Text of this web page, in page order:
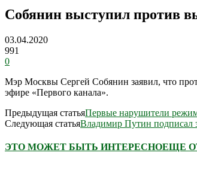
Собянин выступил против
03.04.2020
991
0
Мэр Москвы Сергей Собянин заявил, что
эфире «Первого канала».
Предыдущая статьяПервые нарушители
Следующая статьяВладимир Путин подписал
ЭТО МОЖЕТ БЫТЬ ИНТЕРЕСНОЕЩЕ